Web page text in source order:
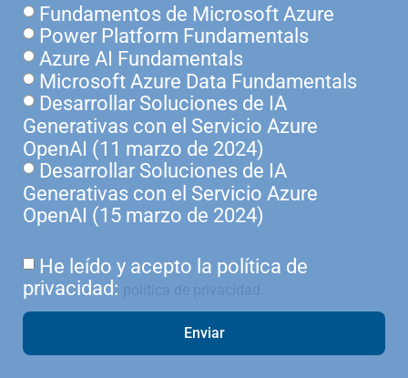
Fundamentos de Microsoft Azure
Power Platform Fundamentals
Azure AI Fundamentals
Microsoft Azure Data Fundamentals
Desarrollar Soluciones de IA
Generativas con el Servicio Azure
OpenAI (11 marzo de 2024)
Desarrollar Soluciones de IA
Generativas con el Servicio Azure
OpenAI (15 marzo de 2024)
He leído y acepto la política de
privacidad:
Enviar